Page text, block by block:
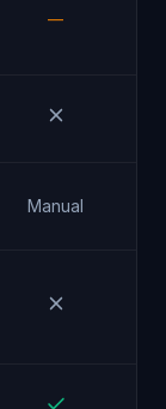
—
Manual